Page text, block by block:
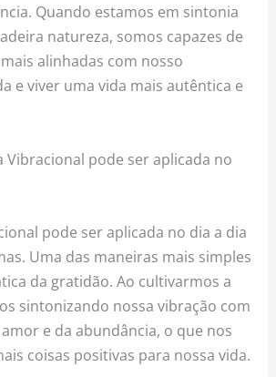
Quando estamos em sintonia
natureza, somos capazes de
alinhadas com nosso
e viver uma vida mais autêntica e
Vibracional pode ser aplicada no
pode ser aplicada no dia a dia
Uma das maneiras mais simples
da gratidão. Ao cultivarmos a
sintonizando nossa vibração com
e da abundância, o que nos
coisas positivas para nossa vida.